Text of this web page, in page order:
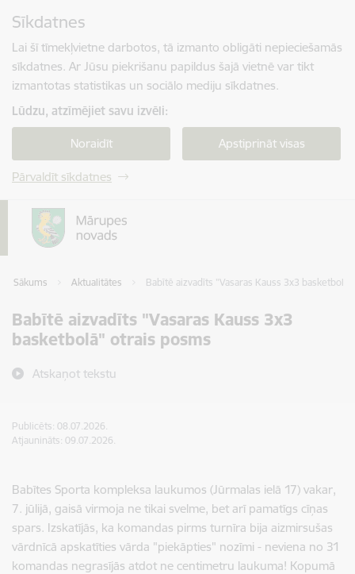
Sīkdatnes
Lai šī tīmekļvietne darbotos, tā izmanto obligāti nepieciešamās
sīkdatnes. Ar Jūsu piekrišanu papildus šajā vietnē var tikt
izmantotas statistikas un sociālo mediju sīkdatnes.
Lūdzu, atzīmējiet savu izvēli:
Noraidīt Apstiprināt visas
Pārvaldīt sīkdatnes
Sākums Aktualitātes Babītē aizvadīts "Vasaras Kauss 3x3
Babītē aizvadīts "Vasaras Kauss 3x3
basketbolā" otrais posms
Atskaņot tekstu
Publicēts: 08.07.2026.
Atjaunināts: 09.07.2026.
Babītes Sporta kompleksa laukumos (Jūrmalas ielā 17) vakar,
7. jūlijā, gaisā virmoja ne tikai svelme, bet arī pamatīgs cīņas
spars. Izskatījās, ka komandas pirms turnīra bija aizmirsušas
vārdnīcā apskatīties vārda "piekāpties" nozīmi - neviena no 31
komandas negrasījās atdot ne centimetru laukuma! Kopumā